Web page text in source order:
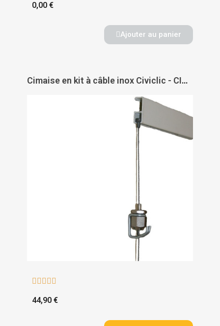
0,00 €
Ajouter au panier
Cimaise en kit à câble inox Civiclic - CIVIC
    
44,90 €